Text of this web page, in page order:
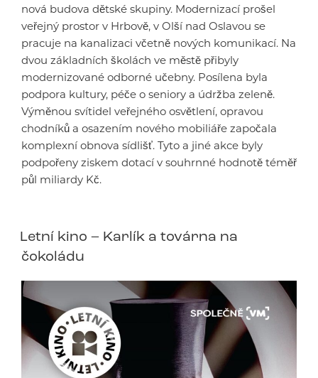
nová budova dětské skupiny. Modernizací prošel
veřejný prostor v Hrbově, v Olší nad Oslavou se
pracuje na kanalizaci včetně nových komunikací. Na
dvou základních školách ve městě přibyly
modernizované odborné učebny. Posílena byla
podpora kultury, péče o seniory a údržba zeleně.
Výměnou svítidel veřejného osvětlení, opravou
chodníků a osazením nového mobiliáře započala
komplexní obnova sídlišť. Tyto a jiné akce byly
podpořeny ziskem dotací v souhrnné hodnotě téměř
půl miliardy Kč.
Letní kino – Karlík a továrna na
čokoládu